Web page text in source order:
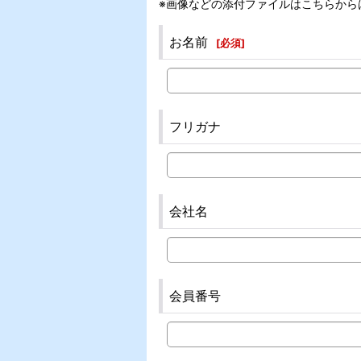
※画像などの添付ファイルはこちらから
お名前 [必須]
フリガナ
会社名
会員番号